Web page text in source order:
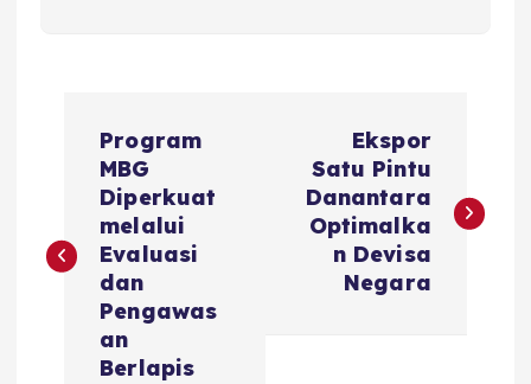
s
Program
MBG
Diperkuat
melalui
Evaluasi
dan
Pengawas
an
Berlapis
Ekspor
Satu Pintu
Danantara
Optimalka
n Devisa
Negara